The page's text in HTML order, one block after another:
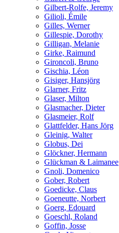
Gilbert-Rolfe, Jeremy
Gilioli, Émile
Gilles, Werner
Gillespie, Dorothy
Gilligan, Melanie
Girke, Raimund
Gironcoli, Bruno
Gischia, Léon
Gisiger, Hansjörg
Glarner, Fritz
Glaser, Milton
Glasmacher, Dieter
Glasmeier, Rolf
Glattfelder, Hans Jörg
Gleinig, Walter
Globus, Dei
Glöckner, Hermann
Glückman & Laimanee
Gnoli, Domenico
Gober, Robert
Goedicke, Claus
Goeneutte, Norbert
Goerg, Edouard
Goeschl, Roland
Goffin, Josse